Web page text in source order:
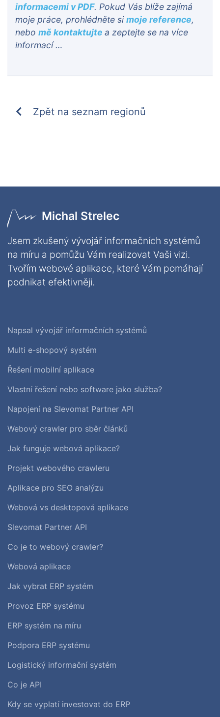
informacemi v PDF. Pokud Vás blíže zajímá
moje práce, prohlédněte simoje reference,
nebo mě kontaktujte a zeptejte se na více
informací …
Zpět na seznam regionů
Michal Strelec
Jsem zkušený vývojář informačních systémů
na míru a pomůžu Vám realizovat Vaši vizi.
Tvořím webové aplikace, které Vám pomáhají
podnikat efektivněji.
Napsal vývojář informačních systémů
Multi e-shopový systém
Řešení mobilní aplikace
Vlastní řešení nebo software jako služba?
Napojení na Slevomat Partner API
Webový crawler pro sběr článků
Jak funguje webová aplikace?
Projekt webového crawleru
Aplikace pro SEO analýzu
Webová vs desktopová aplikace
Slevomat Partner API
Co je to webový crawler?
Webová aplikace
Jak vybrat ERP systém
Provoz ERP systému
ERP systém na míru
Podpora ERP systému
Logistický informační systém
Co je API
Kdy se vyplatí investovat do ERP